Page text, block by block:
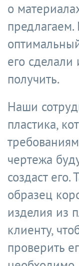
о
его
получить.
Наши
пластика,
чертежа
создаст
образец
изделия из
клиенту,
проверить